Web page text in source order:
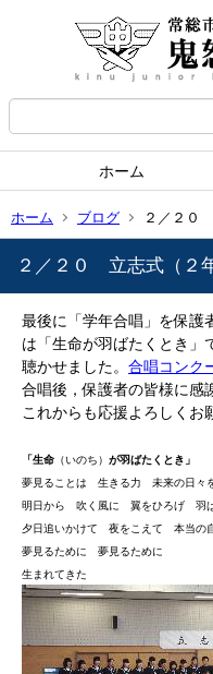
ホーム
ホーム ブログ ２／２０
２／２０ 立志式（２
最後に「学年合唱」を保護
は「生命が羽ばたくとき」
聴かせました。 合唱コンク
合唱後，保護者の皆様に感
これからも応援よろしくお
「生命 （いのち） が羽ばたくとき」
夢見ることは 生きる力 未来の日々
明日から 吹く風に 翼をひろげ 羽
夕日追いかけて 夜をこえて 本当の
夢見るために 夢見るために
生まれてきた